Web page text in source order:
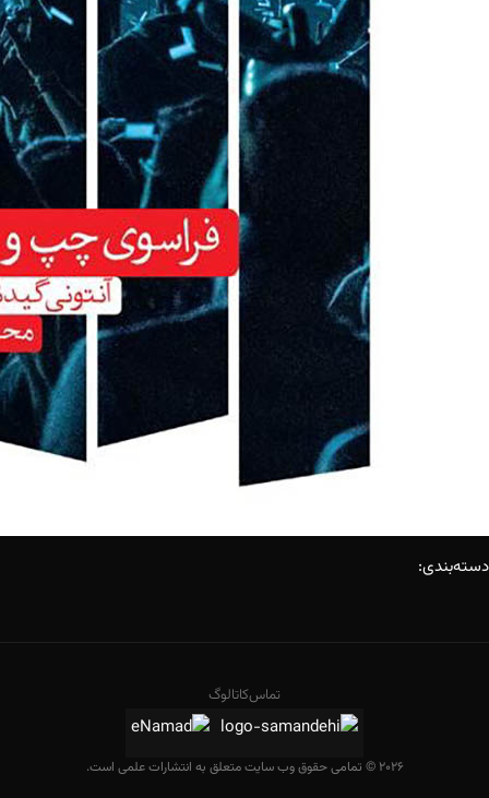
دسته‌بندی:
تماسکاتالوگ
2026 © تمامی حقوق وب سایت متعلق به انتشارات علمی است.